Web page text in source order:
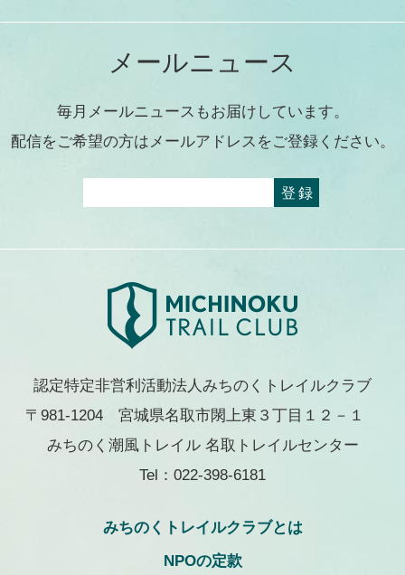
メールニュース
毎月メールニュースもお届けしています。
配信をご希望の方はメールアドレスをご登録ください。
認定特定非営利活動法人みちのくトレイルクラブ
〒981-1204 宮城県名取市閖上東３丁目１２－１
みちのく潮風トレイル 名取トレイルセンター
Tel：022-398-6181
みちのくトレイルクラブとは
NPOの定款